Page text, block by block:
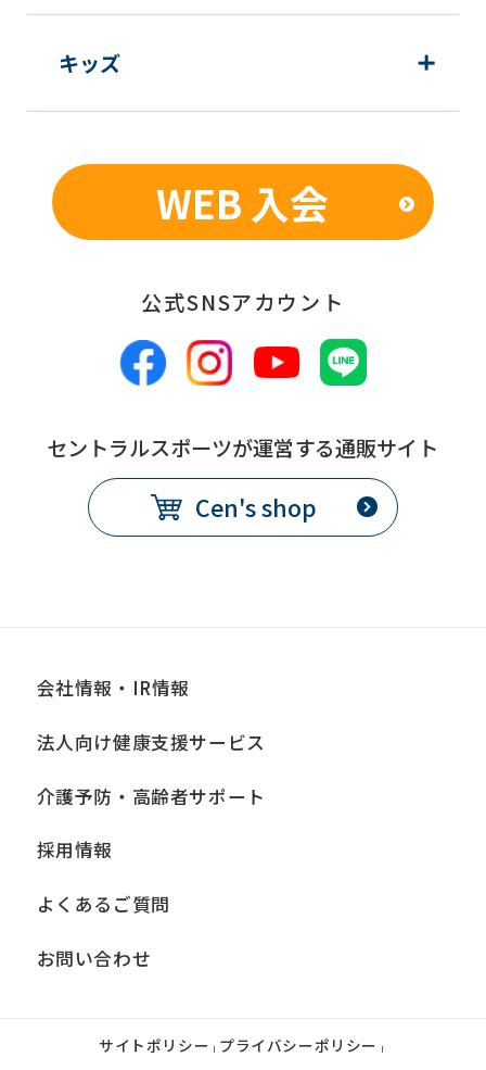
キッズ
WEB 入会
公式SNSアカウント
セントラルスポーツが運営する通販サイト
Cen's shop
会社情報・IR情報
法人向け健康支援サービス
介護予防・高齢者サポート
採用情報
よくあるご質問
お問い合わせ
サイトポリシー | プライバシーポリシー |